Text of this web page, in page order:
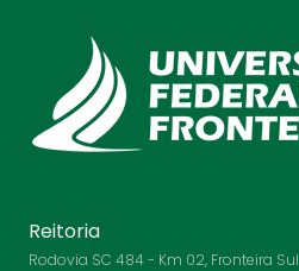
Reitoria
Rodovia SC 484 - Km 02, Fronteira Sul